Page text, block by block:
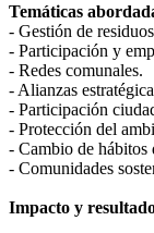
Temáticas
- Gestión de
- Participación y
- Redes comunales.
- Alianzas
- Participación
- Protección del
- Cambio de hábitos
- Comunidades
Impacto y